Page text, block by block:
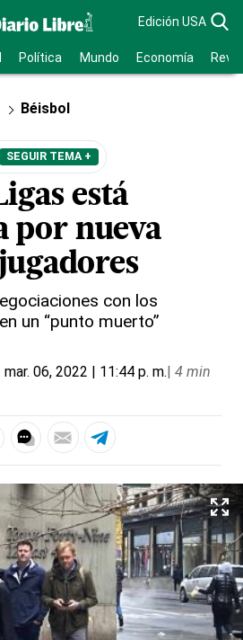
Edición USA
Política Mundo Economía
Béisbol
SEGUIR TEMA +
está
por nueva
con los
un “punto muerto”
mar. 06, 2022 | 11:44 p. m.| 4 min